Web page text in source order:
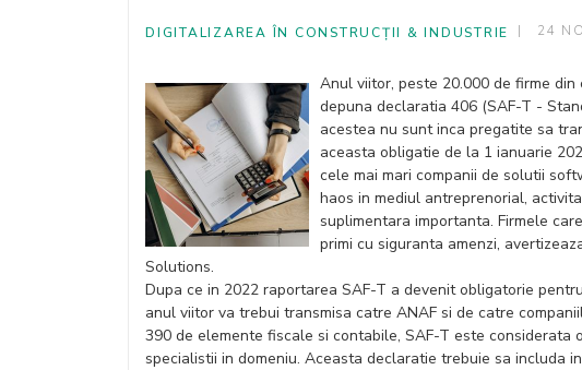
DIGITALIZAREA ÎN CONSTRUCȚII & INDUSTRIE 24
Anul viitor, peste 20.000 de firme
depuna declaratia 406 (SAF-T -
acestea nu sunt inca pregatite sa
aceasta obligatie de la 1 ianuarie
cele mai mari companii de solutii
haos in mediul antreprenorial,
suplimentara importanta. Firmele
primi cu siguranta amenzi,
Solutions.
Dupa ce in 2022 raportarea SAF-T a devenit obligatorie
anul viitor va trebui transmisa catre ANAF si de catre
390 de elemente fiscale si contabile, SAF-T este considerata
specialistii in domeniu. Aceasta declaratie trebuie sa includa